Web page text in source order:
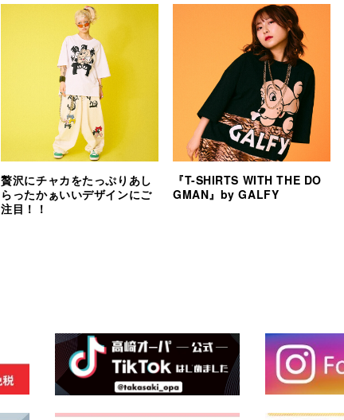
贅沢にチャカをたっぷりあし
らったかぁいいデザインにご
注目！！
『T-SHIRTS WITH THE DO
GMAN』by GALFY